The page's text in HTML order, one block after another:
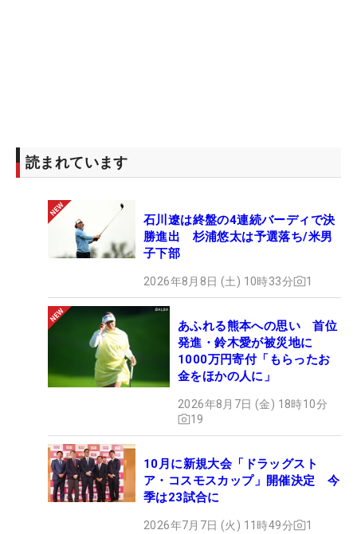
すこし気まずそうな笑みを見せながらも、素直な気
持ちを明かした。
もちろん一緒に回りたい気持ちはあるし、「それが
最終日の最終組であれば一番良い」。あす松山はア
ことはなさそうだが、「自分に集中するだけなので
組み合わせは関係ないし最終日に松山さんと優勝争
いできればいいなと思う」と、まずは一打一打に全
力を尽くしていく。（文・笠井あかり）
読まれています
石川遼は終盤の4連続バーディで決
勝進出 杉浦悠太は予選落ち/米男
子下部
2026年8月8日 (土) 10時33分 1
あふれる熊本への思い 首位
発進・鈴木愛が被災地に
1000万円寄付「もらったお
金をほかの人に」
2026年8月7日 (金) 18時10分
19
10月に新規大会「ドラッグスト
ア・コスモスカップ」開催決定 今
季は23試合に
2026年7月7日 (火) 11時49分 1